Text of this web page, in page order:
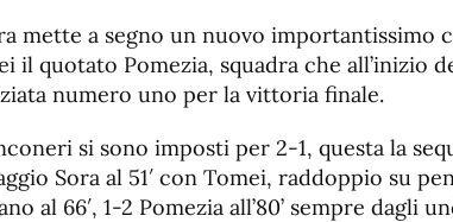
fuente
de
fuente.
mette a segno un nuovo importantissimo
il quotato Pomezia, squadra che all’inizio
numero uno per la vittoria finale.
si sono imposti per 2-1, questa la
Sora al 51′ con Tomei, raddoppio su
al 66′, 1-2 Pomezia all’80’ sempre dagli